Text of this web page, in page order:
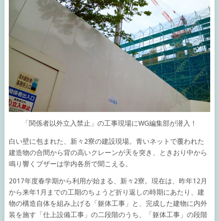
「関係者以外立入禁止」の工事現場にWG編集部が潜入！
白い壁に包まれた、新々2寮の建設現場。青いネットで覆われた
建造物の合間から背の高いクレーンが天を突き、ときおり中から
鳴り響くブザーは学内各所で聞こえる。
2017年度春学期から利用が始まる、新々2寮。現在は、昨年12月
から来年1月までの工期のちょうど折り返しの時期にあたり、建
物の構造自体を組み上げる「躯体工事」と、完成した建物に内外
装を施す「仕上設備工事」の二段階のうち、「躯体工事」の段階